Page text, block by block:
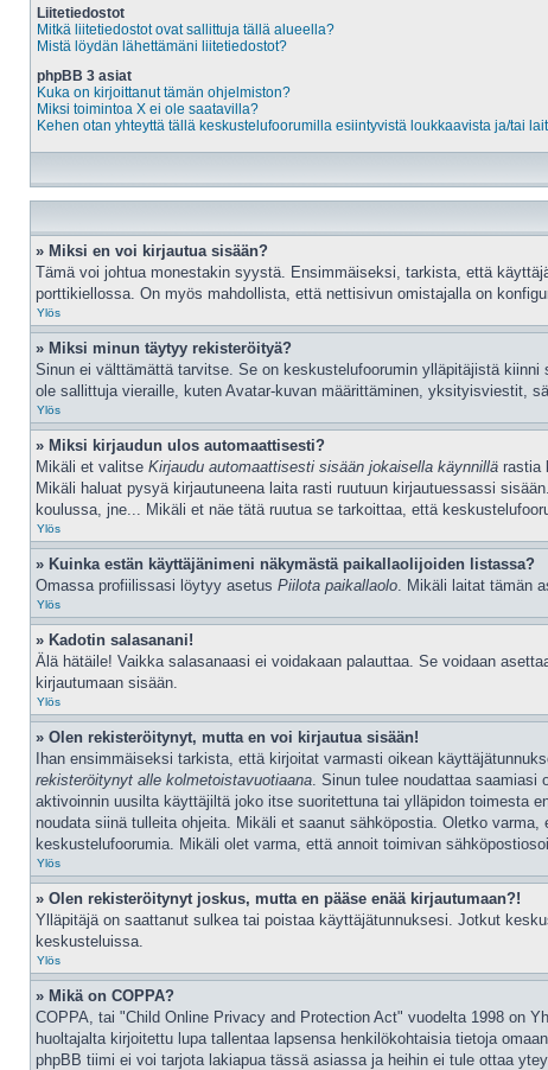
Liitetiedostot
Mitkä liitetiedostot ovat sallittuja tällä alueella?
Mistä löydän lähettämäni liitetiedostot?
phpBB 3 asiat
Kuka on kirjoittanut tämän ohjelmiston?
Miksi toimintoa X ei ole saatavilla?
Kehen otan yhteyttä tällä keskustelufoorumilla esiintyvistä loukkaavista ja/tai
» Miksi en voi kirjautua sisään?
Tämä voi johtua monestakin syystä. Ensimmäiseksi, tarkista, että
porttikiellossa. On myös mahdollista, että nettisivun omistajalla on
Ylös
» Miksi minun täytyy rekisteröityä?
Sinun ei välttämättä tarvitse. Se on keskustelufoorumin ylläpitäjistä
ole sallittuja vieraille, kuten Avatar-kuvan määrittäminen, yksityisviestit,
Ylös
» Miksi kirjaudun ulos automaattisesti?
Mikäli et valitse Kirjaudu automaattisesti sisään jokaisella käynnillä rastia
Mikäli haluat pysyä kirjautuneena laita rasti ruutuun kirjautuessassi
koulussa, jne... Mikäli et näe tätä ruutua se tarkoittaa, että
Ylös
» Kuinka estän käyttäjänimeni näkymästä paikallaolijoiden listassa?
Omassa profiilissasi löytyy asetus Piilota paikallaolo. Mikäli laitat tämän
Ylös
» Kadotin salasanani!
Älä hätäile! Vaikka salasanaasi ei voidakaan palauttaa. Se voidaan
kirjautumaan sisään.
Ylös
» Olen rekisteröitynyt, mutta en voi kirjautua sisään!
Ihan ensimmäiseksi tarkista, että kirjoitat varmasti oikean
rekisteröitynyt alle kolmetoistavuotiaana. Sinun tulee noudattaa
aktivoinnin uusilta käyttäjiltä joko itse suoritettuna tai ylläpidon toimesta
noudata siinä tulleita ohjeita. Mikäli et saanut sähköpostia. Oletko
keskustelufoorumia. Mikäli olet varma, että annoit toimivan
Ylös
» Olen rekisteröitynyt joskus, mutta en pääse enää kirjautumaan?!
Ylläpitäjä on saattanut sulkea tai poistaa käyttäjätunnuksesi. Jotkut
keskusteluissa.
Ylös
» Mikä on COPPA?
COPPA, tai "Child Online Privacy and Protection Act" vuodelta 1998 on
huoltajalta kirjoitettu lupa tallentaa lapsensa henkilökohtaisia tietoja
phpBB tiimi ei voi tarjota lakiapua tässä asiassa ja heihin ei tule ottaa